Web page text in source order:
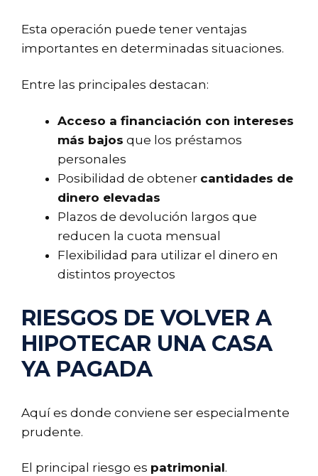
Esta operación puede tener ventajas
importantes en determinadas situaciones.
Entre las principales destacan:
Acceso a financiación con intereses
más bajos que los préstamos
personales
Posibilidad de obtener cantidades de
dinero elevadas
Plazos de devolución largos que
reducen la cuota mensual
Flexibilidad para utilizar el dinero en
distintos proyectos
RIESGOS DE VOLVER A
HIPOTECAR UNA CASA
YA PAGADA
Aquí es donde conviene ser especialmente
prudente.
El principal riesgo es patrimonial.